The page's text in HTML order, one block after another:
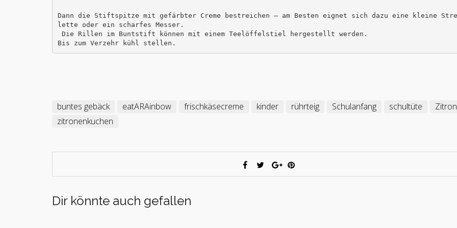
Dann die Stiftspitze mit gefärbter Creme bestreichen – am Besten eignet sich dazu eine kleine
lette oder ein scharfes Messer.
buntes gebäck eatARAinbow frischkäsecreme kinder rührteig Schulanfang schultüte
zitronenkuchen
Dir könnte auch gefallen